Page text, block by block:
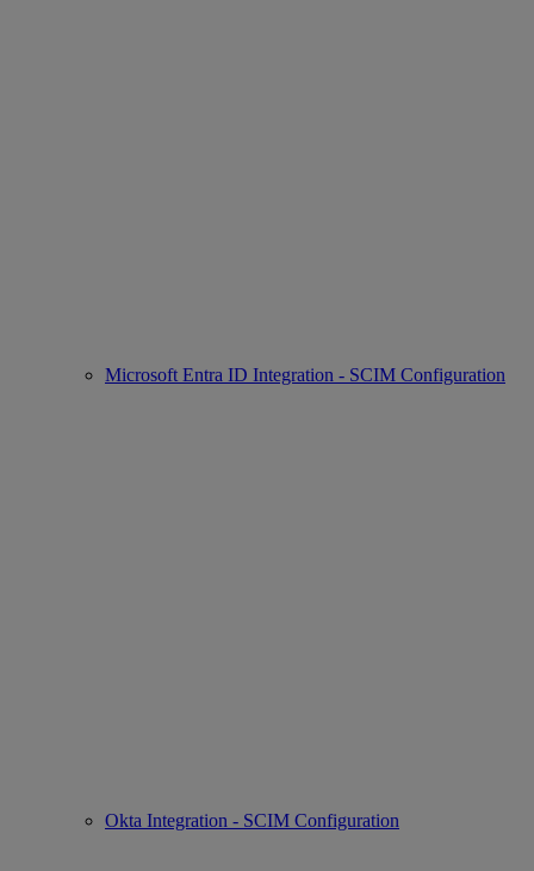
Microsoft Entra ID Integration - SCIM Configuration
Okta Integration - SCIM Configuration